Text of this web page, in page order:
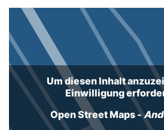
Inhalt
Um diesen Inhalt
Einwilligung
Open Street Maps -